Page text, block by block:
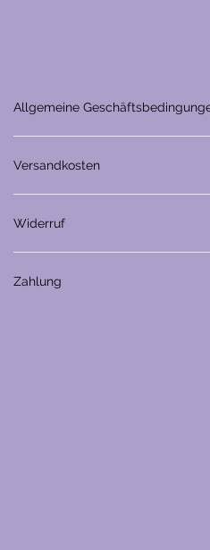
Allgemeine
Versandkosten
Widerruf
Zahlung